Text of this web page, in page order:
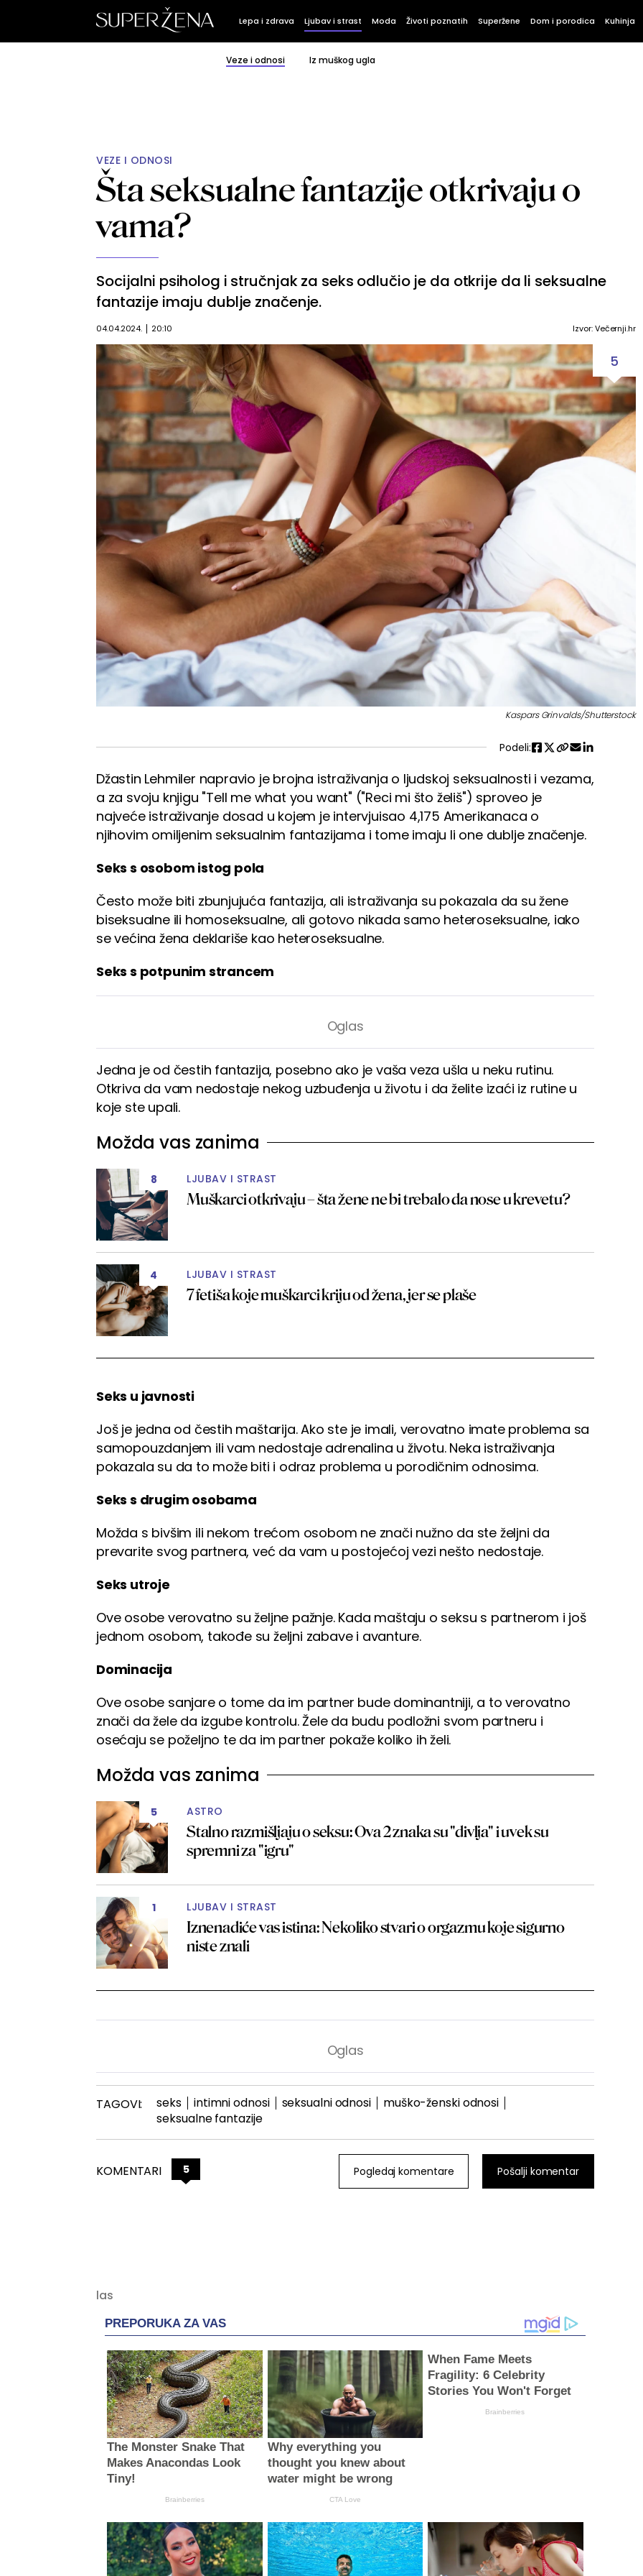
Lepa i zdrava Ljubav i strast Moda Životi poznatih Superžene Dom i porodica Kuhinja
Veze i odnosi Iz muškog ugla
VEZE I ODNOSI
Šta seksualne fantazije otkrivaju o
vama?
Socijalni psiholog i stručnjak za seks odlučio je da otkrije da li seksualne
fantazije imaju dublje značenje.
04.04.2024. 20:10 Izvor: Večernji.hr
5
Kaspars Grinvalds/Shutterstock
Podeli:
Džastin Lehmiler napravio je brojna istraživanja o ljudskoj seksualnosti i vezama,
a za svoju knjigu "Tell me what you want" ("Reci mi što želiš") sproveo je
najveće istraživanje dosad u kojem je intervjuisao 4,175 Amerikanaca o
njihovim omiljenim seksualnim fantazijama i tome imaju li one dublje značenje.
Seks s osobom istog pola
Često može biti zbunjujuća fantazija, ali istraživanja su pokazala da su žene
biseksualne ili homoseksualne, ali gotovo nikada samo heteroseksualne, iako
se većina žena deklariše kao heteroseksualne.
Seks s potpunim strancem
Jedna je od čestih fantazija, posebno ako je vaša veza ušla u neku rutinu.
Otkriva da vam nedostaje nekog uzbuđenja u životu i da želite izaći iz rutine u
koje ste upali.
Možda vas zanima
8 LJUBAV I STRAST
Muškarci otkrivaju – šta žene ne bi trebalo da nose u krevetu?
4 LJUBAV I STRAST
7 fetiša koje muškarci kriju od žena, jer se plaše
Seks u javnosti
Još je jedna od čestih maštarija. Ako ste je imali, verovatno imate problema sa
samopouzdanjem ili vam nedostaje adrenalina u životu. Neka istraživanja
pokazala su da to može biti i odraz problema u porodičnim odnosima.
Seks s drugim osobama
Možda s bivšim ili nekom trećom osobom ne znači nužno da ste željni da
prevarite svog partnera, već da vam u postojećoj vezi nešto nedostaje.
Seks utroje
Ove osobe verovatno su željne pažnje. Kada maštaju o seksu s partnerom i još
jednom osobom, takođe su željni zabave i avanture.
Dominacija
Ove osobe sanjare o tome da im partner bude dominantniji, a to verovatno
znači da žele da izgube kontrolu. Žele da budu podložni svom partneru i
osećaju se poželjno te da im partner pokaže koliko ih želi.
Možda vas zanima
5 ASTRO
Stalno razmišljaju o seksu: Ova 2 znaka su "divlja" i uvek su
spremni za "igru"
1 LJUBAV I STRAST
Iznenadiće vas istina: Nekoliko stvari o orgazmu koje sigurno
niste znali
TAGOVI: seks intimni odnosi seksualni odnosi
muško-ženski odnosi
seksualne fantazije
KOMENTARI 5 Pogledaj komentare Pošalji komentar
PREPORUKA ZA VAS
The Monster Snake That
Makes Anacondas Look
Tiny!
Brainberries
Why everything you
thought you knew about
water might be wrong
CTA Love
When Fame Meets
Fragility: 6 Celebrity
Stories You Won't Forget
Brainberries